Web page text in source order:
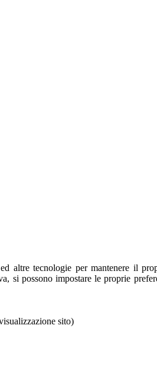
altre tecnologie per mantenere il
si possono impostare le proprie
sito)